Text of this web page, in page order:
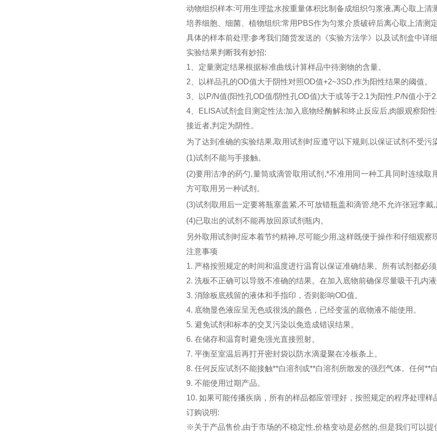
动物组织样本:可用生理盐水按重量体积比制备成组织匀浆液,离心取上清
培养细胞、细菌、植物组织:常用PBS作为匀浆介质破碎后离心取上清测
具体的样本前处理:参考我们随货发送的《实验方法学》以及试剂盒中详
实验结果判断我有妙招:
1、定量测定结果根据标准曲线计算样品中待测物的含量。
2、以样品孔的OD值大于阴性对照OD值+2~3SD,作为阳性结果的阈值。
3、以P/N值(阳性孔OD值/阴性孔OD值)大于或等于2.1为阳性,P/N值小于
4、ELISA试剂盒目测定性法:加入底物经酶解和终止反应后,肉眼观察阳
接近者,判定为阴性。
为了达到准确的实验结果,取用试剂时应遵守以下规则,以保证试剂不受污
(1)试剂不能与手接触。
(2)要用洁净的药勺,量筒或滴管取用试剂,*不准用同一种工具同时连续取
方可取用另一种试剂。
(3)试剂取用后一定要将瓶塞盖紧,不可放错瓶盖和滴管,绝不允许张冠李戴
(4)已取出的试剂不能再放回原试剂瓶内。
另外取用试剂时应本着节约精神,尽可能少用,这样既便于操作和仔细观察
注意事项
1. 严格按照规定的时间和温度进行温育以保证准确结果。所有试剂都必
2. 洗板不正确可以导致不准确的结果。在加入底物前确保尽量吸干孔内
3. 消除板底残留的液体和手指印，否则影响OD值。
4. 底物显色液应呈无色或很浅的颜色，已经变蓝的底物液不能使用。
5. 避免试剂和标本的交叉污染以免造成错误结果。
6. 在储存和温育时避免强光直接照射。
7. 平衡至室温后再打开密封袋以防水滴凝聚在冷板条上。
8. 任何反应试剂不能接触**白溶剂或**白溶剂所散发的强烈气体。任何**
9. 不能使用过期产品。
10. 如果可能传播疾病，所有的样品都应管理好，按照规定的程序处理样
订购说明:
※关于产品售价,由于市场的不稳定性,价格变动是必然的,但是我们可以提